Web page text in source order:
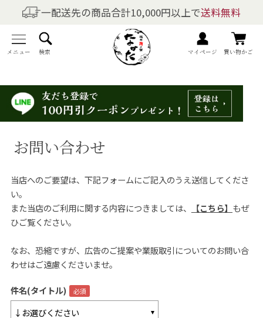
一配送先の商品合計10,000円以上で送料無料
メニュー 検索 マイページ 買い物かご
商品を探す
全商品一覧
梅干しの商品一覧
梅酒の商品一覧
梅製品・その他の商品一覧
メニュー
トップページ
マイページ
お問い合わせ
当店へのご要望は、下記フォームにご記入のうえ送信してくださ
い。
また当店のご利用に関する内容につきましては、
【こちら】 もぜ
ひご覧ください。
なお、恐縮ですが、広告のご提案や業販取引についてのお問い合
わせはご遠慮くださいませ。
件名(タイトル)